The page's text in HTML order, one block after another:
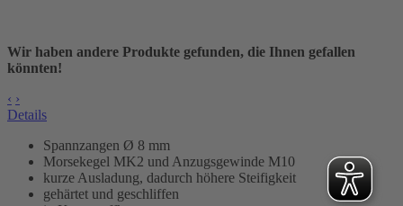
Wir haben andere Produkte gefunden, die Ihnen gefallen
könnten!
‹ ›
Details
Spannzangen Ø 8 mm
Morsekegel MK2 und Anzugsgewinde M10
kurze Ausladung, dadurch höhere Steifigkeit
gehärtet und geschliffen